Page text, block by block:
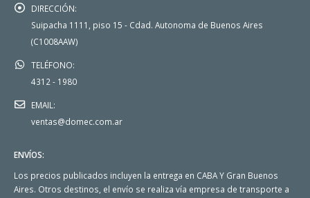
DIRECCIÓN:
Suipacha 1111, piso 15 - Cdad. Autonoma de Buenos Aires
(C1008AAW)
TELÉFONO:
4312 - 1980
EMAIL:
ventas@domec.com.ar
ENVÍOS:
Los precios publicados incluyen la entrega en CABA Y Gran Buenos
Aires. Otros destinos, el envío se realiza vía empresa de transporte a